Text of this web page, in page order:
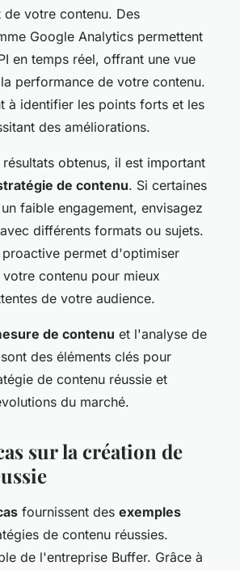
votre contenu. Des
Google Analytics permettent
en temps réel, offrant une vue
performance de votre contenu.
à identifier les points forts et les
des améliorations.
obtenus, il est important
de contenu. Si certaines
faible engagement, envisagez
différents formats ou sujets.
permet d'optimiser
contenu pour mieux
de votre audience.
de contenu et l'analyse de
des éléments clés pour
de contenu réussie et
du marché.
sur la création de
fournissent des exemples
de contenu réussies.
de l'entreprise Buffer. Grâce à